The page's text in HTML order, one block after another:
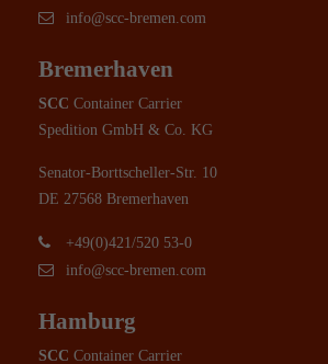
info@scc-bremen.com
Bremerhaven
SCC Container Carrier
Spedition GmbH & Co. KG
Senator-Borttscheller-Str. 10
DE 27568 Bremerhaven
+49(0)421/520 53-0
info@scc-bremen.com
Hamburg
SCC Container Carrier